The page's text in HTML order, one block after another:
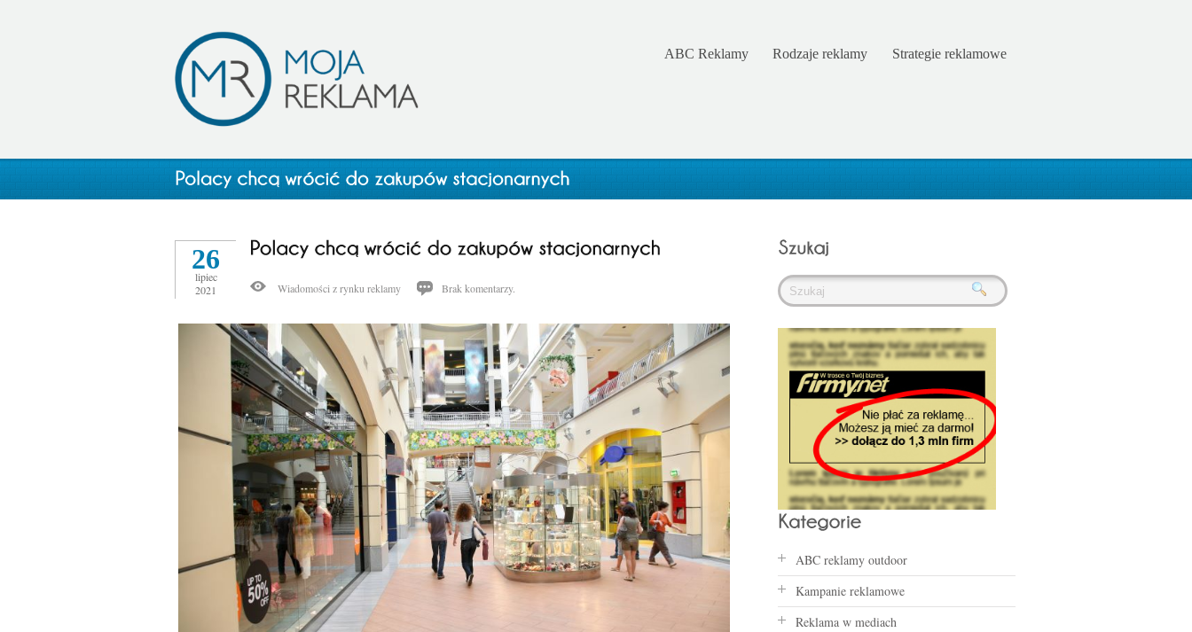
ABC Reklamy Rodzaje reklamy Strategie reklamowe
26
lipiec
2021
Wiadomości z rynku reklamy Brak komentarzy.
ABC reklamy outdoor
Kampanie reklamowe
Reklama w mediach